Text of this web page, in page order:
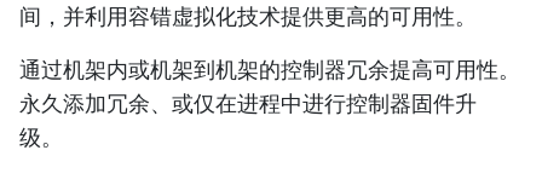
间，并利用容错虚拟化技术提供更高的可用性。
通过机架内或机架到机架的控制器冗余提高可用性。
永久添加冗余、或仅在进程中进行控制器固件升
级。